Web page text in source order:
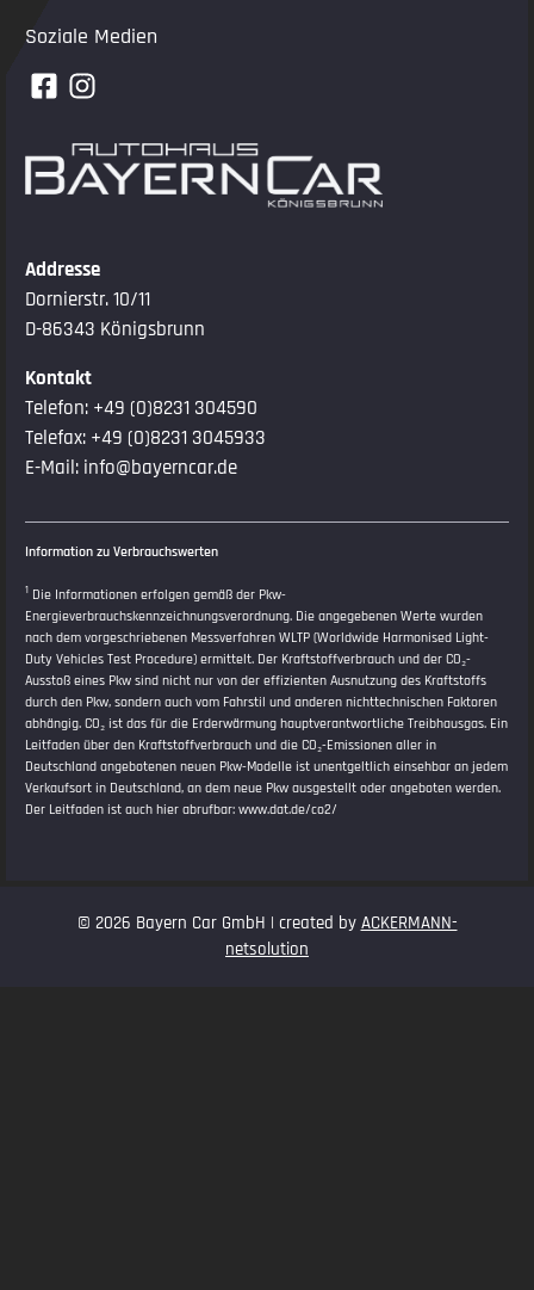
Addresse
Dornierstr. 10/11
D-86343 Königsbrunn
Kontakt
Telefon: +49 (0)8231 304590
Telefax: +49 (0)8231 3045933
E-Mail: info@bayerncar.de
Soziale Medien
Information zu Verbrauchswerten
1 Die Informationen erfolgen gemäß der Pkw-
Energieverbrauchskennzeichnungsverordnung. Die angegebenen Werte wurden
nach dem vorgeschriebenen Messverfahren WLTP (Worldwide Harmonised Light-
Duty Vehicles Test Procedure) ermittelt. Der Kraftstoffverbrauch und der CO₂-
Ausstoß eines Pkw sind nicht nur von der effizienten Ausnutzung des Kraftstoffs
durch den Pkw, sondern auch vom Fahrstil und anderen nichttechnischen Faktoren
abhängig. CO₂ ist das für die Erderwärmung hauptverantwortliche Treibhausgas. Ein
Leitfaden über den Kraftstoffverbrauch und die CO₂-Emissionen aller in
Deutschland angebotenen neuen Pkw-Modelle ist unentgeltlich einsehbar an jedem
Verkaufsort in Deutschland, an dem neue Pkw ausgestellt oder angeboten werden.
Der Leitfaden ist auch hier abrufbar: www.dat.de/co2/
© 2026 Bayern Car GmbH | created by ACKERMANN-
netsolution